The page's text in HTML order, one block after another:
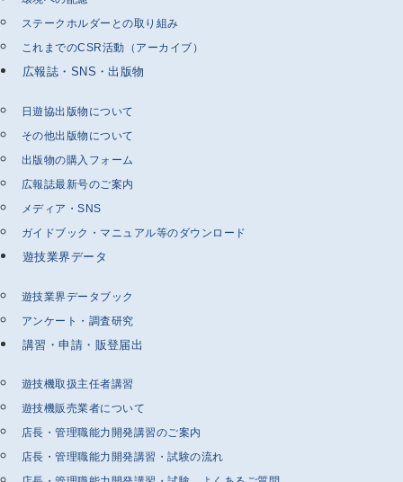
ステークホルダーとの取り組み
これまでのCSR活動（アーカイブ）
広報誌・SNS・出版物
日遊協出版物について
その他出版物について
出版物の購入フォーム
広報誌最新号のご案内
メディア・SNS
ガイドブック・マニュアル等のダウンロード
遊技業界データ
遊技業界データブック
アンケート・調査研究
講習・申請・販登届出
遊技機取扱主任者講習
遊技機販売業者について
店長・管理職能力開発講習のご案内
店長・管理職能力開発講習・試験の流れ